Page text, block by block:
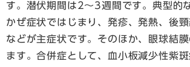
す。潜伏期間は2～3週間です。典型的
かぜ症状ではじまり、発疹、発熱、後
などが主症状です。そのほか、眼球結
ます。合併症として、血小板減少性紫